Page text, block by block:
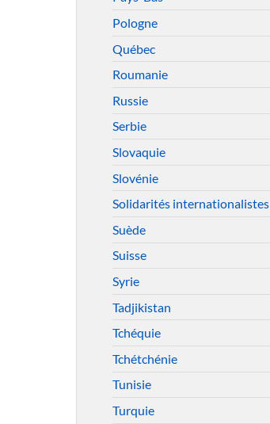
Pologne
Québec
Roumanie
Russie
Serbie
Slovaquie
Slovénie
Solidarités internationalistes
Suède
Suisse
Syrie
Tadjikistan
Tchéquie
Tchétchénie
Tunisie
Turquie